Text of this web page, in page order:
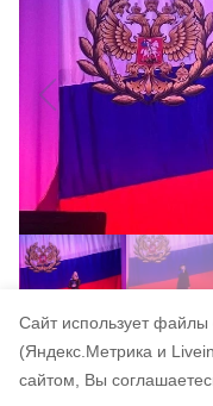
Cайт использует файлы
(Яндекс.Метрика и
сайтом, Вы
Авторы: И. Фетисова